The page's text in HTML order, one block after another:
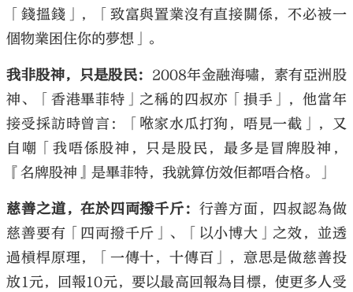
「錢搵錢」，「致富與置業沒有直接關係，不必被一
個物業困住你的夢想」。
我非股神，只是股民： 2008年金融海嘯，素有亞洲股
神、「香港畢菲特」之稱的四叔亦「損手」，他當年
接受採訪時曾言：「𠵱家水瓜打狗，唔見一截」，又
自嘲「我唔係股神，只是股民，最多是冒牌股神，
『名牌股神』是畢菲特，我就算仿效佢都唔合格。」
慈善之道，在於四両撥千斤： 行善方面，四叔認為做
慈善要有「四両撥千斤」、「以小博大」之效，並透
過槓桿原理，「一傳十，十傳百」，意思是做慈善投
放1元，回報10元，要以最高回報為目標，使更多人受